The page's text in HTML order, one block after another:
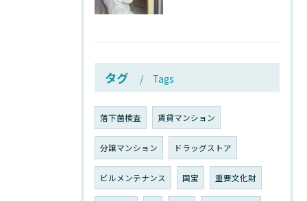
タグ Tags
落下菌検査 賃貸マンション
分譲マンション ドラッグストア
ビルメンテナンス 国宝 重要文化財